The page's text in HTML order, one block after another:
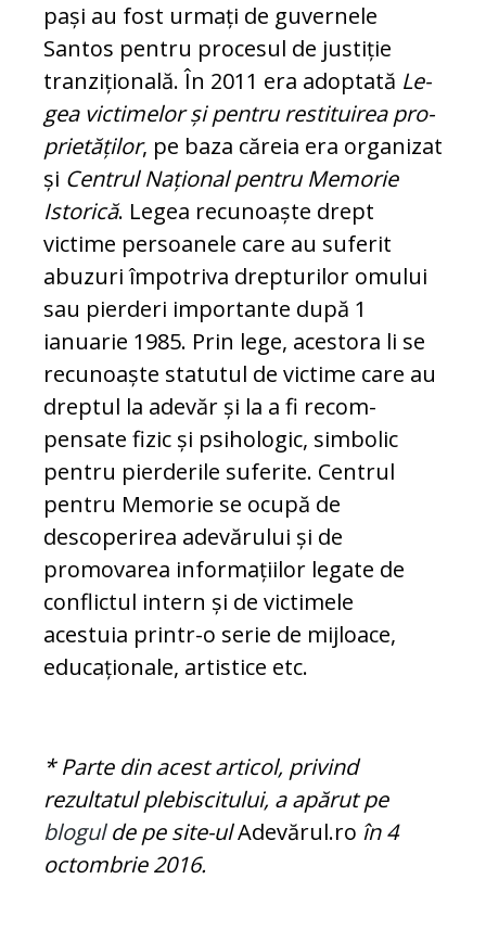
pași au fost urmați de guvernele
Santos pentru procesul de jus­tiție
tranzițională. În 2011 era adoptată Le­
gea victimelor și pentru restituirea pro­
prietăților, pe baza căreia era organizat
și Centrul Național pentru Memorie
Isto­ri­că. Legea recunoaște drept
victime per­soanele care au suferit
abuzuri împotriva drep­turilor omului
sau pierderi impor­tan­te după 1
ianuarie 1985. Prin lege, aces­tora li se
recunoaște statutul de victime ca­re au
dreptul la adevăr și la a fi re­com­
pensate fizic și psihologic, simbolic
pentru pierderile suferite. Centrul
pentru Me­mo­rie se ocupă de
descoperirea adevărului și de
promovarea informațiilor legate de
con­flictul intern și de victimele
acestuia prin­tr-o serie de mijloace,
educaționale, artis­tice etc.
* Parte din acest articol, privind
rezultatul plebiscitului, a apărut pe
blogulde pe site-ulAdevărul.ro în 4
octombrie 2016.